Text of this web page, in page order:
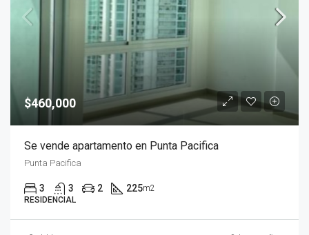
$460,000
Se vende apartamento en Punta Pacifica
Punta Pacifica
3 3 2 225m2
RESIDENCIAL